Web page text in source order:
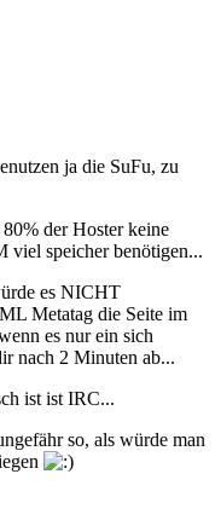
ja die SuFu, zu
der Hoster keine
viel speicher benötigen...
es NICHT
Metatag die Seite im
es nur ein sich
nach 2 Minuten ab...
ist ist IRC...
so, als würde man